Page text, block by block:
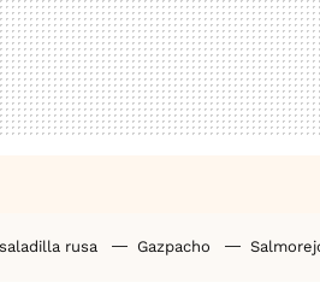
rusa Gazpacho